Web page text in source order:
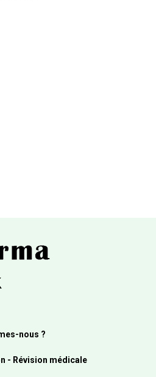
nous ?
- Révision médicale